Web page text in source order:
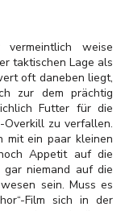
weise
taktischen Lage als
oft daneben liegt,
zur dem prächtig
Futter für die
zu verfallen.
mit ein paar kleinen
Appetit auf die
gar niemand auf die
sein. Muss es
Film sich in der